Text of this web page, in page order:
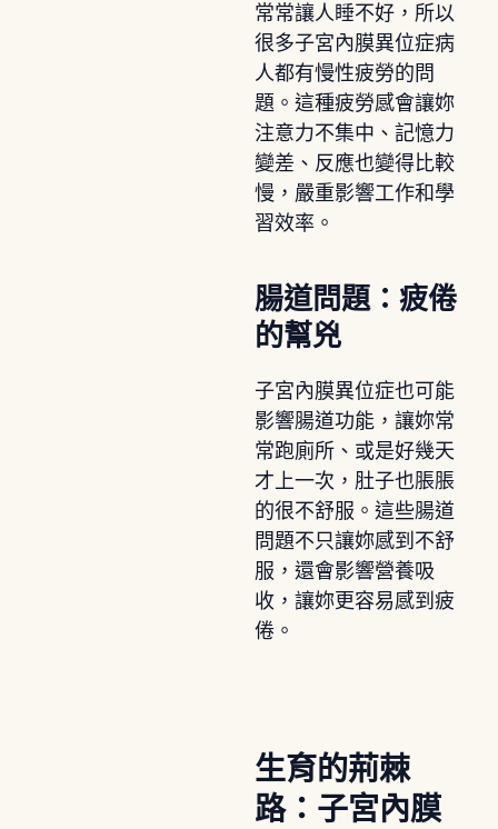
常常讓人睡不好，所以
很多子宮內膜異位症病
人都有慢性疲勞的問
題。這種疲勞感會讓妳
注意力不集中、記憶力
變差、反應也變得比較
慢，嚴重影響工作和學
習效率。
腸道問題：疲倦
的幫兇
子宮內膜異位症也可能
影響腸道功能，讓妳常
常跑廁所、或是好幾天
才上一次，肚子也脹脹
的很不舒服。這些腸道
問題不只讓妳感到不舒
服，還會影響營養吸
收，讓妳更容易感到疲
倦。
生育的荊棘
路：子宮內膜